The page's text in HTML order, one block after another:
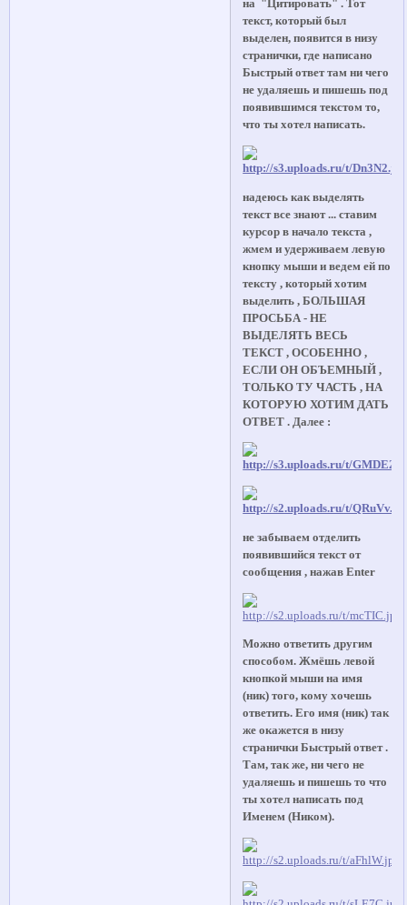
на "Цитировать" . Тот
текст, который был
выделен, появится в низу
странички, где написано
Быстрый ответ там ни чего
не удаляешь и пишешь под
появившимся текстом то,
что ты хотел написать.
надеюсь как выделять
текст все знают ... ставим
курсор в начало текста ,
жмем и удерживаем левую
кнопку мыши и ведем ей по
тексту , который хотим
выделить , БОЛЬШАЯ
ПРОСЬБА - НЕ
ВЫДЕЛЯТЬ ВЕСЬ
ТЕКСТ , ОСОБЕННО ,
ЕСЛИ ОН ОБЪЕМНЫЙ ,
ТОЛЬКО ТУ ЧАСТЬ , НА
КОТОРУЮ ХОТИМ ДАТЬ
ОТВЕТ . Далее :
не забываем отделить
появившийся текст от
сообщения , нажав Enter
Можно ответить другим
способом. Жмёшь левой
кнопкой мыши на имя
(ник) того, кому хочешь
ответить. Его имя (ник) так
же окажется в низу
странички Быстрый ответ .
Там, так же, ни чего не
удаляешь и пишешь то что
ты хотел написать под
Именем (Ником).